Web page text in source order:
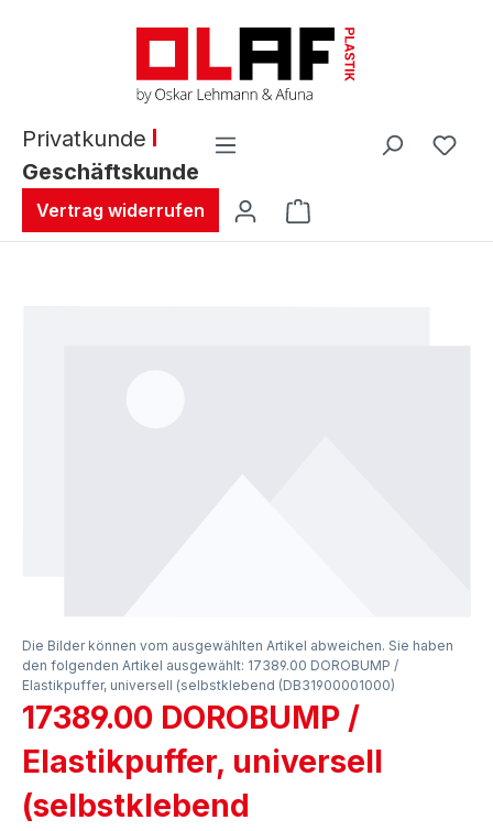
Privatkunde
Geschäftskunde
Vertrag widerrufen Warenkorb enthält
Die Bilder können vom ausgewählten Artikel abweichen. Sie haben
den folgenden Artikel ausgewählt: 17389.00 DOROBUMP /
Elastikpuffer, universell (selbstklebend (DB31900001000)
17389.00 DOROBUMP /
Elastikpuffer, universell
(selbstklebend